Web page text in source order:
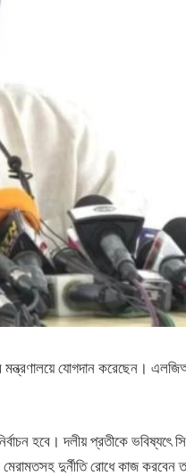
যোগদান করেছেন।
হবে। দলীয় প্রতীকে ভবিষ্যৎে
দুর্নীতি রোধে কাজ করবেন